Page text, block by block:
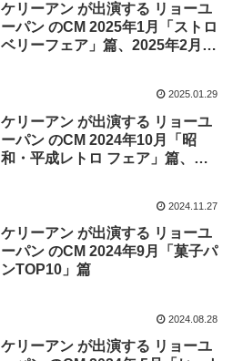
ケリーアン が出演する リョーユ
ーパン のCM 2025年1月「ストロ
ベリーフェア」篇、2025年2月
2025.01.29
ケリーアン が出演する リョーユ
ーパン のCM 2024年10月「昭
和・平成レトロ フェア」篇、
2024.11.27
ケリーアン が出演する リョーユ
ーパン のCM 2024年9月「菓子パ
ンTOP10」篇
2024.08.28
ケリーアン が出演する リョーユ